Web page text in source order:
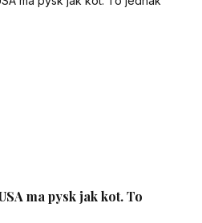
ma pysk jak kot. To